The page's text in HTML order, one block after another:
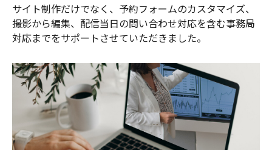
サイト制作だけでなく、予約フォームのカスタマイズ、
撮影から編集、配信当日の問い合わせ対応を含む事務局
対応までをサポートさせていただきました。